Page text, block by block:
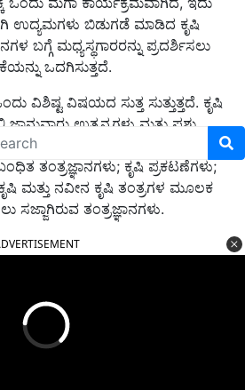
ಉದ್ಯಮಗಳು ಬಿಡುಗಡೆ ಮಾಡಿದ ಕೃಷಿ
ಬಗ್ಗೆ ಮಧ್ಯಸ್ಥಗಾರರನ್ನು ಪ್ರದರ್ಶಿಸಲು
ಒದಗಿಸುತ್ತದೆ.
ವಿಶಿಷ್ಟ ವಿಷಯದ ಸುತ್ತ ಸುತ್ತುತ್ತದೆ. ಕೃಷಿ
ಉತ್ಪನ್ನಗಳು ಮತ್ತು ಪಶು
ಉಪಕರಣಗಳು; ನೀರಾವರಿ
ತಂತ್ರಜ್ಞಾನಗಳು; ಕೃಷಿ ಪ್ರಕಟಣೆಗಳು;
ಮತ್ತು ನವೀನ ಕೃಷಿ ತಂತ್ರಗಳ ಮೂಲಕ
ಸಜ್ಜಾಗಿರುವ ತಂತ್ರಜ್ಞಾನಗಳು.